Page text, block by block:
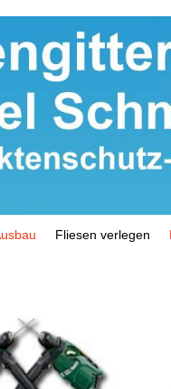
Fliesen verlegen